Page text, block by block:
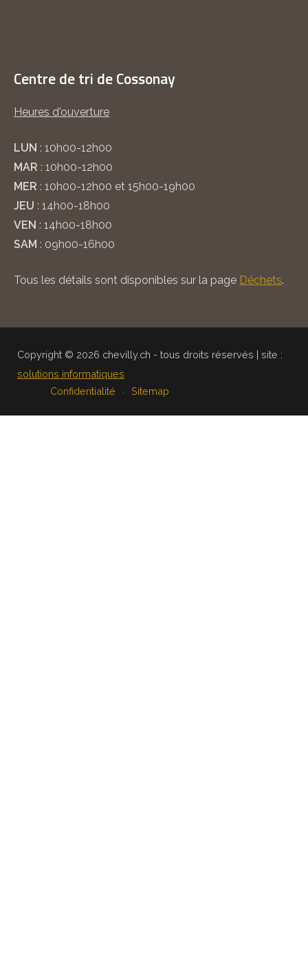
Centre de tri de Cossonay
Heures d'ouverture
LUN : 10h00-12h00
MAR : 10h00-12h00
MER : 10h00-12h00 et 15h00-19h00
JEU : 14h00-18h00
VEN : 14h00-18h00
SAM : 09h00-16h00
Tous les détails sont disponibles sur la page Déchets.
Copyright © 2026 chevilly.ch - tous droits réservés | site :
solutions informatiques
Confidentialité
Sitemap